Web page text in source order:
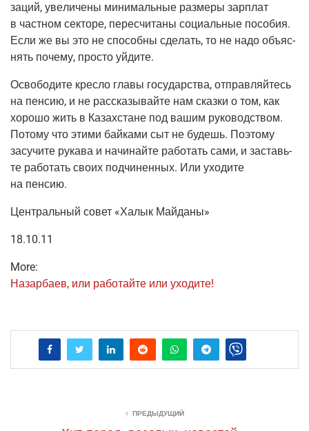
за­ций, уве­ли­че­ны мини­маль­ные раз­ме­ры зар­плат
в част­ном сек­то­ре, пере­счи­та­ны соци­аль­ные посо­бия.
Если же вы это не спо­соб­ны сде­лать, то не надо объ­яс­
нять поче­му, про­сто уйдите.
Осво­бо­ди­те крес­ло гла­вы госу­дар­ства, отправ­ляй­тесь
на пен­сию, и не рас­ска­зы­вай­те нам сказ­ки о том, как
хоро­шо жить в Казах­стане под вашим руко­вод­ством.
Пото­му что эти­ми бай­ка­ми сыт не будешь. Поэто­му
засу­чи­те рука­ва и начи­най­те рабо­тать сами, и заставь­
те рабо­тать сво­их под­чи­нен­ных. Или ухо­ди­те
на пенсию.
Цен­траль­ный совет «Халык Майданы»
18.10.11
More:
Назар­ба­ев, или рабо­тай­те или уходите!
ПРЕДЫДУЩИЙ